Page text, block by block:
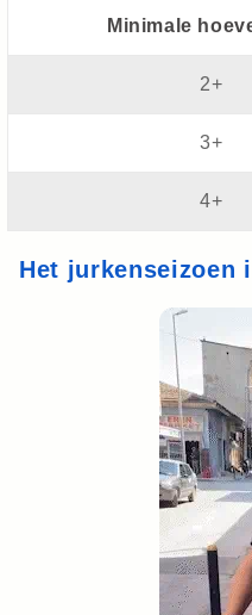
Minimale
2+
3+
4+
Het jurkenseizoen